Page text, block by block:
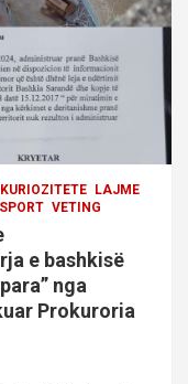
KURIOZITETE
LAJME
SPORT VETING
e bashkisë
nga
Prokuroria